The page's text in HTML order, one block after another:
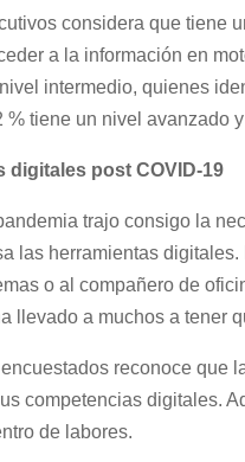
considera que tiene
a la información en
intermedio, quienes
% tiene un nivel avanzado
digitales post COVID-19
trajo consigo la
las herramientas
o al compañero de
llevado a muchos a tener
reconoce que
competencias digitales.
de labores.